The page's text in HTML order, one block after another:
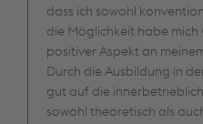
dass ich sowohl
die Möglichkeit habe
positiver Aspekt an
Durch die Ausbildung in
gut auf die
sowohl theoretisch als